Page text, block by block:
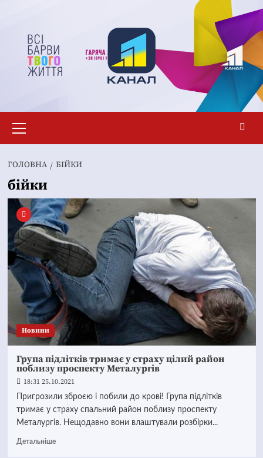
вмісту
меню
ГОЛОВНА БІЙКИ
бійки
Новини
Група підлітків тримає у страху цілий район
поблизу проспекту Металургів
18:31 25.10.2021
Пригрозили зброєю і побили до крові! Група підлітків
тримає у страху спальний район поблизу проспекту
Металургів. Нещодавно вони влаштували розбірки...
Детальніше